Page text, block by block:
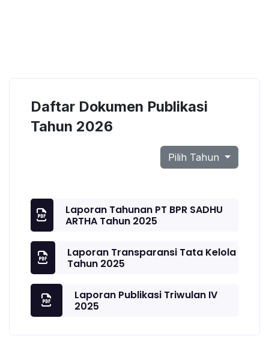
Daftar Dokumen Publikasi
Tahun 2026
Pilih Tahun
Laporan Tahunan PT BPR SADHU
ARTHA Tahun 2025
Laporan Transparansi Tata Kelola
Tahun 2025
Laporan Publikasi Triwulan IV
2025